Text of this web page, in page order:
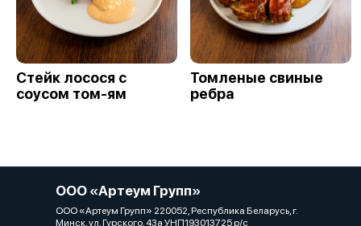
Стейк лосося с
соусом том-ям
Томленые свиные
ребра
ООО «Артеум Групп»
ООО «Артеум Групп» 220052, Республика Беларусь, г.
Минск, ул. Гурского, 43а УНП193013725 р/с